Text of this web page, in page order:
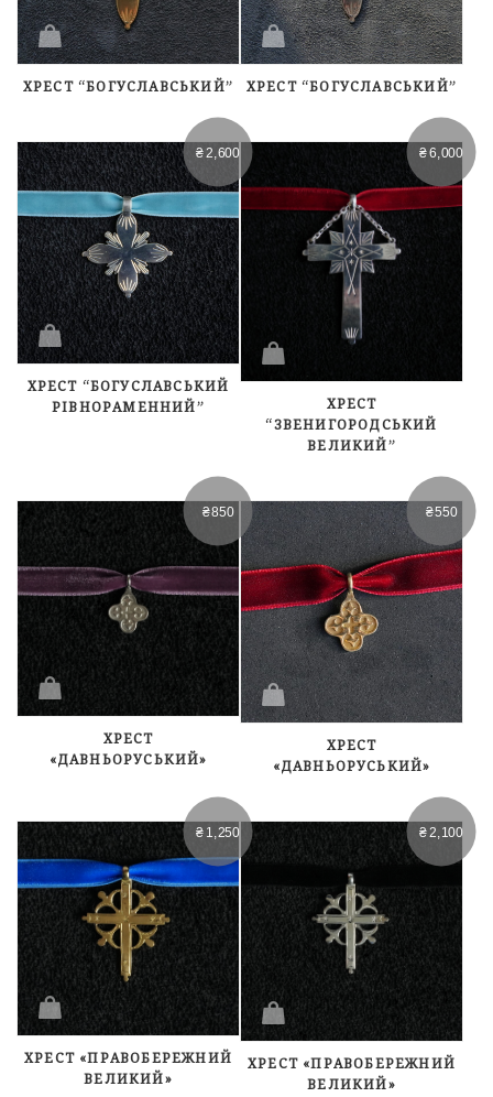
ХРЕСТ “БОГУСЛАВСЬКИЙ” ХРЕСТ “БОГУСЛАВСЬКИЙ”
₴ 2,600
ХРЕСТ “БОГУСЛАВСЬКИЙ
РІВНОРАМЕННИЙ”
₴6,000
ХРЕСТ
“ЗВЕНИГОРОДСЬКИЙ
ВЕЛИКИЙ”
₴850
ХРЕСТ
«ДАВНЬОРУСЬКИЙ»
₴550
ХРЕСТ
«ДАВНЬОРУСЬКИЙ»
₴ 1,250
ХРЕСТ «ПРАВОБЕРЕЖНИЙ
ВЕЛИКИЙ»
₴2,100
ХРЕСТ «ПРАВОБЕРЕЖНИЙ
ВЕЛИКИЙ»